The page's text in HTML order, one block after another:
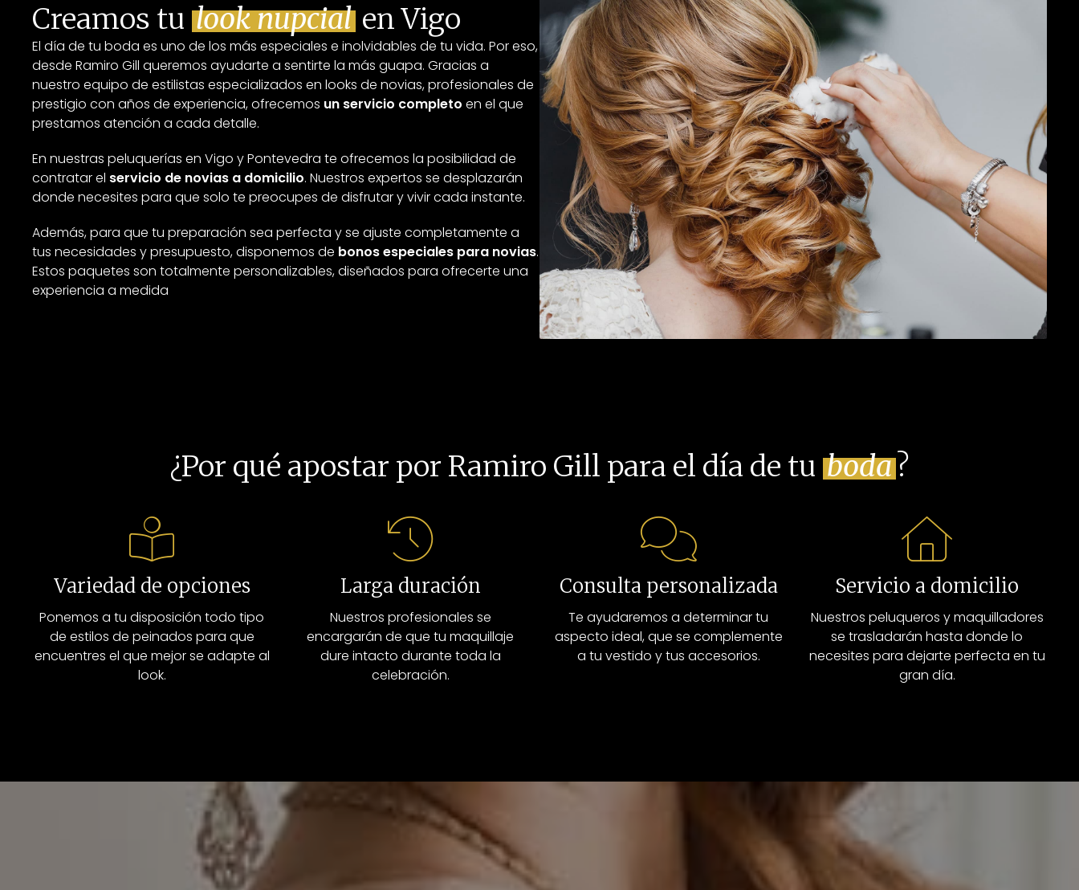
Creamos tulook nupcial en Vigo
El día de tu boda es uno de los más especiales e inolvidables de tu vida. Por eso,
desde Ramiro Gill queremos ayudarte a sentirte la más guapa. Gracias a
nuestro equipo de estilistas especializados en looks de novias, profesionales de
prestigio con años de experiencia, ofrecemos un servicio completo en el que
prestamos atención a cada detalle.
En nuestras peluquerías en Vigo y Pontevedra te ofrecemos la posibilidad de
contratar el servicio de novias a domicilio. Nuestros expertos se desplazarán
donde necesites para que solo te preocupes de disfrutar y vivir cada instante.
Además, para que tu preparación sea perfecta y se ajuste completamente a
tus necesidades y presupuesto, disponemos de bonos especiales para novias.
Estos paquetes son totalmente personalizables, diseñados para ofrecerte una
experiencia a medida
¿Por qué apostar por Ramiro Gill para el día de tu boda?
Variedad de opciones
Ponemos a tu disposición todo tipo
de estilos de peinados para que
encuentres el que mejor se adapte al
look.
Larga duración
Nuestros profesionales se
encargarán de que tu maquillaje
dure intacto durante toda la
celebración.
Consulta personalizada
Te ayudaremos a determinar tu
aspecto ideal, que se complemente
a tu vestido y tus accesorios.
Servicio a domicilio
Nuestros peluqueros y maquilladores
se trasladarán hasta donde lo
necesites para dejarte perfecta en tu
gran día.